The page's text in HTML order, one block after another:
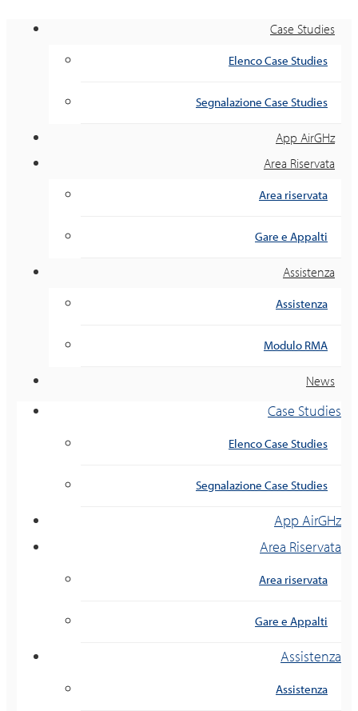
Case Studies
Elenco Case Studies
Segnalazione Case Studies
App AirGHz
Area Riservata
Area riservata
Gare e Appalti
Assistenza
Assistenza
Modulo RMA
News
Case Studies
Elenco Case Studies
Segnalazione Case Studies
App AirGHz
Area Riservata
Area riservata
Gare e Appalti
Assistenza
Assistenza